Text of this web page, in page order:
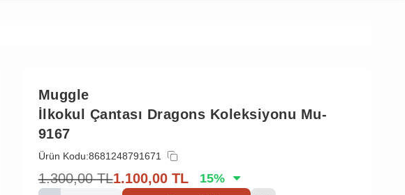
Muggle
İlkokul Çantası Dragons Koleksiyonu Mu-
9167
Ürün Kodu:8681248791671
1.300,00 TL1.100,00 TL 15%